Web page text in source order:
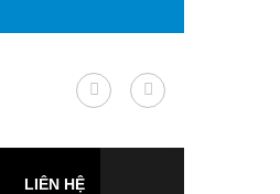
LIÊN HỆ